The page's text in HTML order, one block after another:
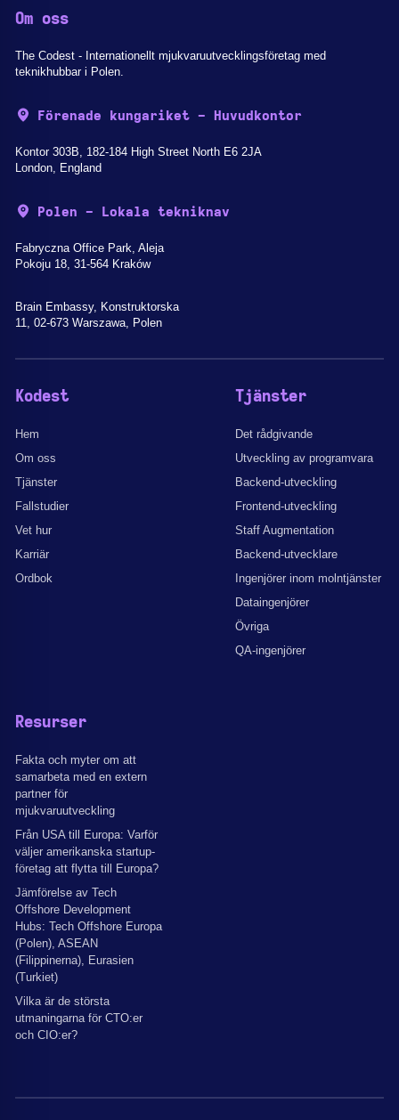
Om oss
The Codest - Internationellt mjukvaruutvecklingsföretag med
teknikhubbar i Polen.
Förenade kungariket - Huvudkontor
Kontor 303B, 182-184 High Street North E6 2JA
London, England
Polen - Lokala tekniknav
Fabryczna Office Park, Aleja
Pokoju 18, 31-564 Kraków
Brain Embassy, Konstruktorska
11, 02-673 Warszawa, Polen
Kodest
Hem
Om oss
Tjänster
Fallstudier
Vet hur
Karriär
Ordbok
Tjänster
Det rådgivande
Utveckling av programvara
Backend-utveckling
Frontend-utveckling
Staff Augmentation
Backend-utvecklare
Ingenjörer inom molntjänster
Dataingenjörer
Övriga
QA-ingenjörer
Resurser
Fakta och myter om att
samarbeta med en extern
partner för
mjukvaruutveckling
Från USA till Europa: Varför
väljer amerikanska startup-
företag att flytta till Europa?
Jämförelse av Tech
Offshore Development
Hubs: Tech Offshore Europa
(Polen), ASEAN
(Filippinerna), Eurasien
(Turkiet)
Vilka är de största
utmaningarna för CTO:er
och CIO:er?